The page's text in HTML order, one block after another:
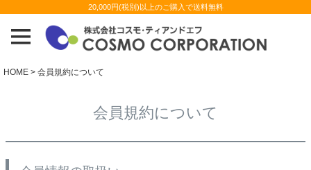
20,000円(税別)以上のご購入で送料無料
HOME 会員規約について
会員規約について